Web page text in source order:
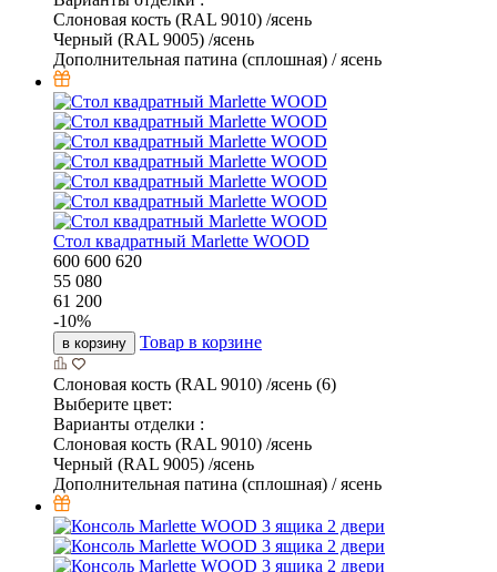
Слоновая кость (RAL 9010) /ясень
Черный (RAL 9005) /ясень
Дополнительная патина (сплошная) / ясень
Стол квадратный Marlette WOOD
600 600 620
55 080
61 200
-10%
в корзину Товар в корзине
Слоновая кость (RAL 9010) /ясень (6)
Выберите цвет:
Варианты отделки :
Слоновая кость (RAL 9010) /ясень
Черный (RAL 9005) /ясень
Дополнительная патина (сплошная) / ясень